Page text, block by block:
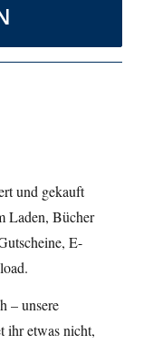
und gekauft
Laden, Bücher
E-
– unsere
ihr etwas nicht,